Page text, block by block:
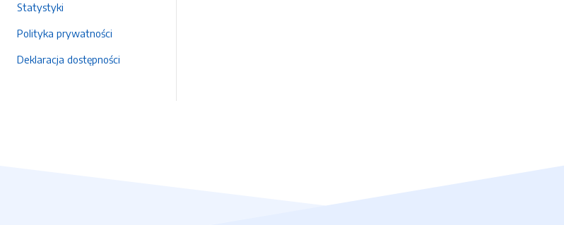
Statystyki
Polityka prywatności
Deklaracja dostępności